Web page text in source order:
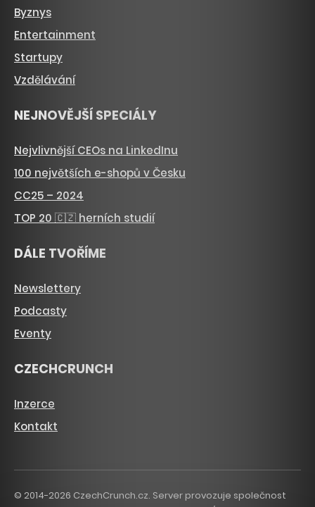
Byznys
Entertainment
Startupy
Vzdělávání
NEJNOVĚJŠÍ SPECIÁLY
Nejvlivnější CEOs na LinkedInu
100 největších e-shopů v Česku
CC25 – 2024
TOP 20 🇨🇿 herních studií
DÁLE TVOŘÍME
Newslettery
Podcasty
Eventy
CZECHCRUNCH
Inzerce
Kontakt
© 2014-2026 CzechCrunch.cz. Server provozuje společnost